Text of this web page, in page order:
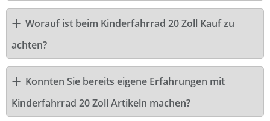
Worauf ist beim Kinderfahrrad 20 Zoll Kauf zu
achten?
Konnten Sie bereits eigene Erfahrungen mit
Kinderfahrrad 20 Zoll Artikeln machen?